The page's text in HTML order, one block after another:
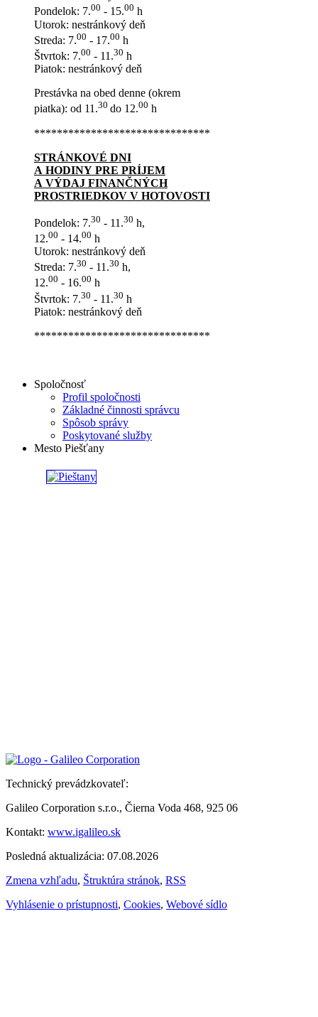
Pondelok: 7.00 - 15.00 h
Utorok: nestránkový deň
Streda: 7.00 - 17.00 h
Štvrtok: 7.00 - 11.30 h
Piatok: nestránkový deň
Prestávka na obed denne (okrem
piatka): od 11.30 do 12.00 h
*******************************
STRÁNKOVÉ DNI
A HODINY PRE PRÍJEM
A VÝDAJ FINANČNÝCH
PROSTRIEDKOV V HOTOVOSTI
Pondelok: 7.30 - 11.30 h,
12.00 - 14.00 h
Utorok: nestránkový deň
Streda: 7.30 - 11.30 h,
12.00 - 16.00 h
Štvrtok: 7.30 - 11.30 h
Piatok: nestránkový deň
*******************************
Spoločnosť
Profil spoločnosti
Základné činnosti správcu
Spôsob správy
Poskytované služby
Mesto Piešťany
Technický prevádzkovateľ:
Galileo Corporation s.r.o., Čierna Voda 468, 925 06
Kontakt: www.igalileo.sk
Posledná aktualizácia: 07.08.2026
Zmena vzhľadu, Štruktúra stránok, RSS
Vyhlásenie o prístupnosti, Cookies, Webové sídlo